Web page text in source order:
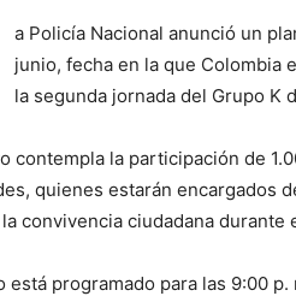
a Policía Nacional anunció un
junio, fecha en la que Colombia
la segunda jornada del Grupo K
contempla la participación de
quienes estarán encargados
convivencia ciudadana
está programado para las 9:00